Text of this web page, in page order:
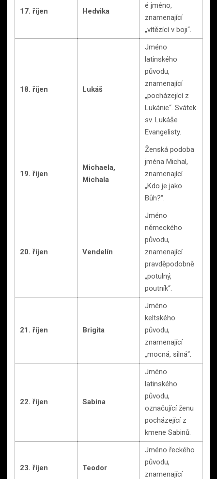
17. říjen Hedvika
é jméno,
znamenající
„vítězící v boji“.
18. říjen Lukáš
Jméno
latinského
původu,
znamenající
„pocházející z
Lukánie“. Svátek
sv. Lukáše
Evangelisty.
19. říjen
Michaela,
Michala
Ženská podoba
jména Michal,
znamenající
„Kdo je jako
Bůh?“.
20. říjen Vendelín
Jméno
německého
původu,
znamenající
pravděpodobně
„potulný,
poutník“.
21. říjen Brigita
Jméno
keltského
původu,
znamenající
„mocná, silná“.
22. říjen Sabina
Jméno
latinského
původu,
označující ženu
pocházející z
kmene Sabinů.
23. říjen Teodor
Jméno řeckého
původu,
znamenající